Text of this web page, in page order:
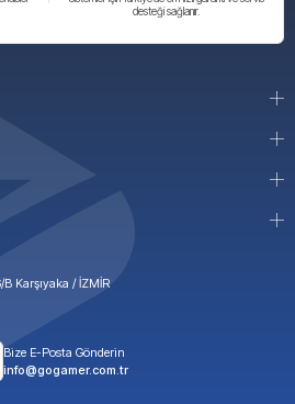
desteği sağlanır.
Karşıyaka / İZMİR
Bize E-Posta Gönderin
info@gogamer.com.tr